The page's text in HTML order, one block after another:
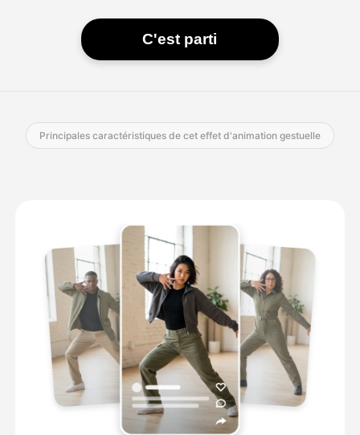
C'est parti
Principales caractéristiques de cet effet d'animation gestuelle